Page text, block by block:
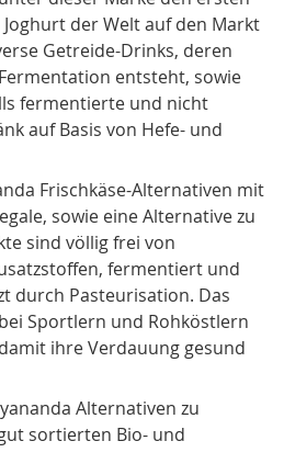
der Welt auf den Markt
Getreide-Drinks, deren
entsteht, sowie
fermentierte und nicht
auf Basis von Hefe- und
Frischkäse-Alternativen mit
sowie eine Alternative zu
sind völlig frei von
fermentiert und
durch Pasteurisation. Das
Sportlern und Rohköstlern
ihre Verdauung gesund
Alternativen zu
sortierten Bio- und